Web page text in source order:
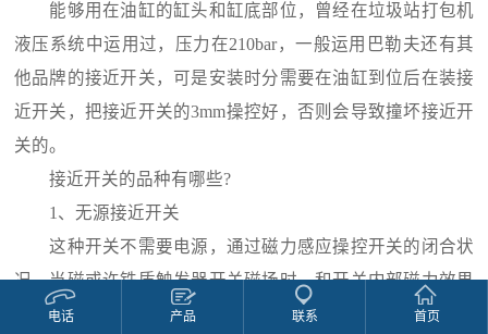
能够用在油缸的缸头和缸底部位，曾经在垃圾站打包机
液压系统中运用过，压力在210bar，一般运用巴勒夫还有其
他品牌的接近开关，可是安装时分需要在油缸到位后在装接
近开关，把接近开关的3mm操控好，否则会导致撞坏接近开
关的。
接近开关的品种有哪些?
1、无源接近开关
这种开关不需要电源，通过磁力感应操控开关的闭合状
况。当磁或许铁质触发器开关磁场时，和开关内部磁力效果
操控闭合。特色:不需要电源，非触摸式，免保护，环保。
电话 产品 联系 首页